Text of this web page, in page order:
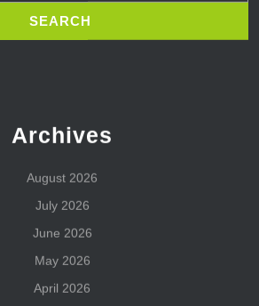
Archives
August 2026
July 2026
June 2026
May 2026
April 2026